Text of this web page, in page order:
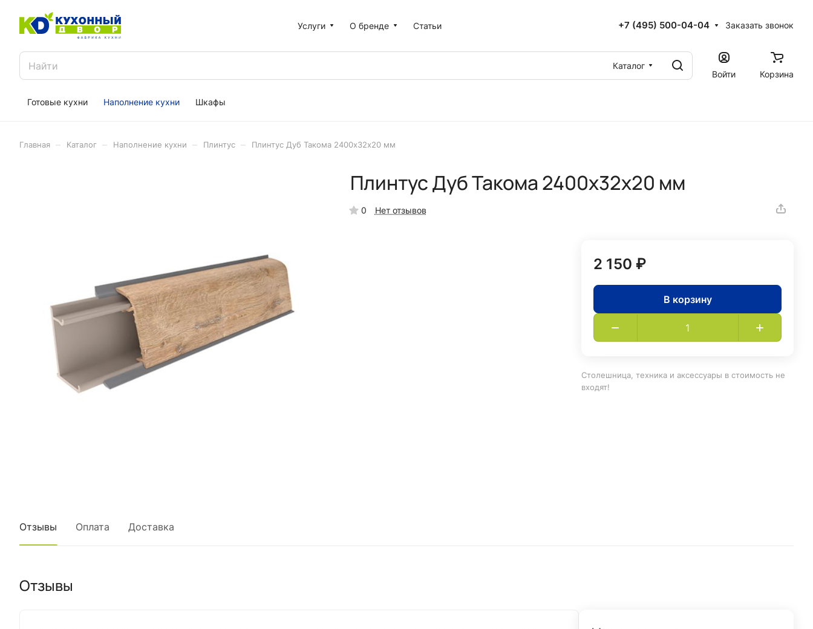
Услуги О бренде Статьи +7 (495) 500-04-04 Заказать звонок
Каталог
Войти
Корзина
Готовые кухни Наполнение кухни Шкафы
Главная Каталог Наполнение кухни Плинтус Плинтус Дуб Такома 2400х32х20 мм
Плинтус Дуб Такома 2400х32х20 мм
0 Нет отзывов
2 150 ₽
В корзину
Столешница, техника и аксессуары в стоимость не
входят!
Отзывы Оплата Доставка
Отзывы